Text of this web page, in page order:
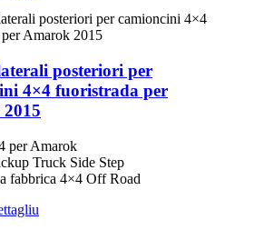
posteriori per
4×4 fuoristrada per
per Amarok
Truck Side Step
fabbrica 4×4 Off Road